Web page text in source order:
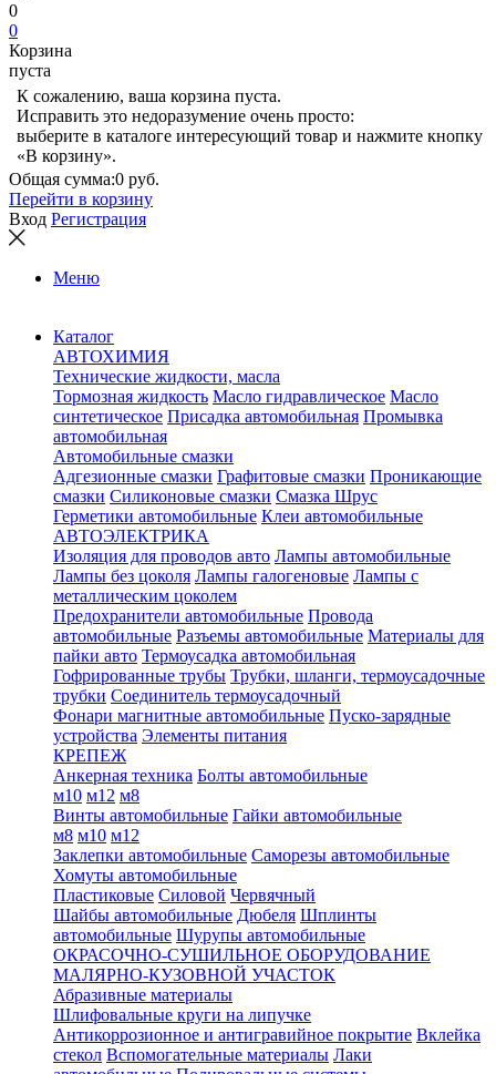
0
0
Корзина
пуста
К сожалению, ваша корзина пуста.
Исправить это недоразумение очень просто:
выберите в каталоге интересующий товар и нажмите кнопку
«В корзину».
Общая сумма:0 руб.
Перейти в корзину
Вход Регистрация
Меню
Каталог
АВТОХИМИЯ
Технические жидкости, масла
Тормозная жидкость Масло гидравлическое Масло
синтетическое Присадка автомобильная Промывка
автомобильная
Автомобильные смазки
Адгезионные смазки Графитовые смазки Проникающие
смазки Силиконовые смазки Смазка Шрус
Герметики автомобильные Клеи автомобильные
АВТОЭЛЕКТРИКА
Изоляция для проводов авто Лампы автомобильные
Лампы без цоколя Лампы галогеновые Лампы с
металлическим цоколем
Предохранители автомобильные Провода
автомобильные Разъемы автомобильные Материалы для
пайки авто Термоусадка автомобильная
Гофрированные трубы Трубки, шланги, термоусадочные
трубки Соединитель термоусадочный
Фонари магнитные автомобильные Пуско-зарядные
устройства Элементы питания
КРЕПЕЖ
Анкерная техника Болты автомобильные
м10 м12 м8
Винты автомобильные Гайки автомобильные
м8 м10 м12
Заклепки автомобильные Саморезы автомобильные
Хомуты автомобильные
Пластиковые Силовой Червячный
Шайбы автомобильные Дюбеля Шплинты
автомобильные Шурупы автомобильные
ОКРАСОЧНО-СУШИЛЬНОЕ ОБОРУДОВАНИЕ
МАЛЯРНО-КУЗОВНОЙ УЧАСТОК
Абразивные материалы
Шлифовальные круги на липучке
Антикоррозионное и антигравийное покрытие Вклейка
стекол Вспомогательные материалы Лаки